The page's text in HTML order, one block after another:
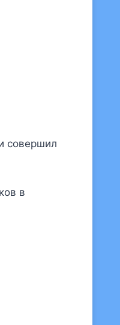
совершил
в